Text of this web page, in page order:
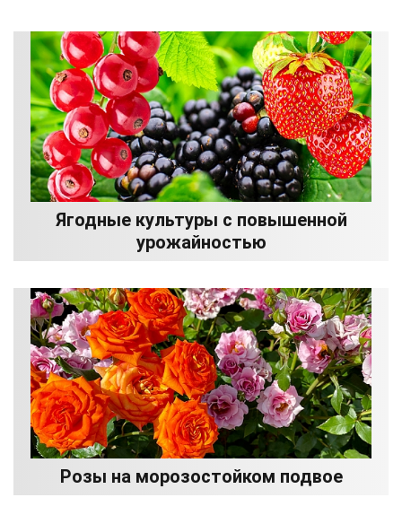
Ягодные культуры с повышенной
урожайностью
Розы на морозостойком подвое